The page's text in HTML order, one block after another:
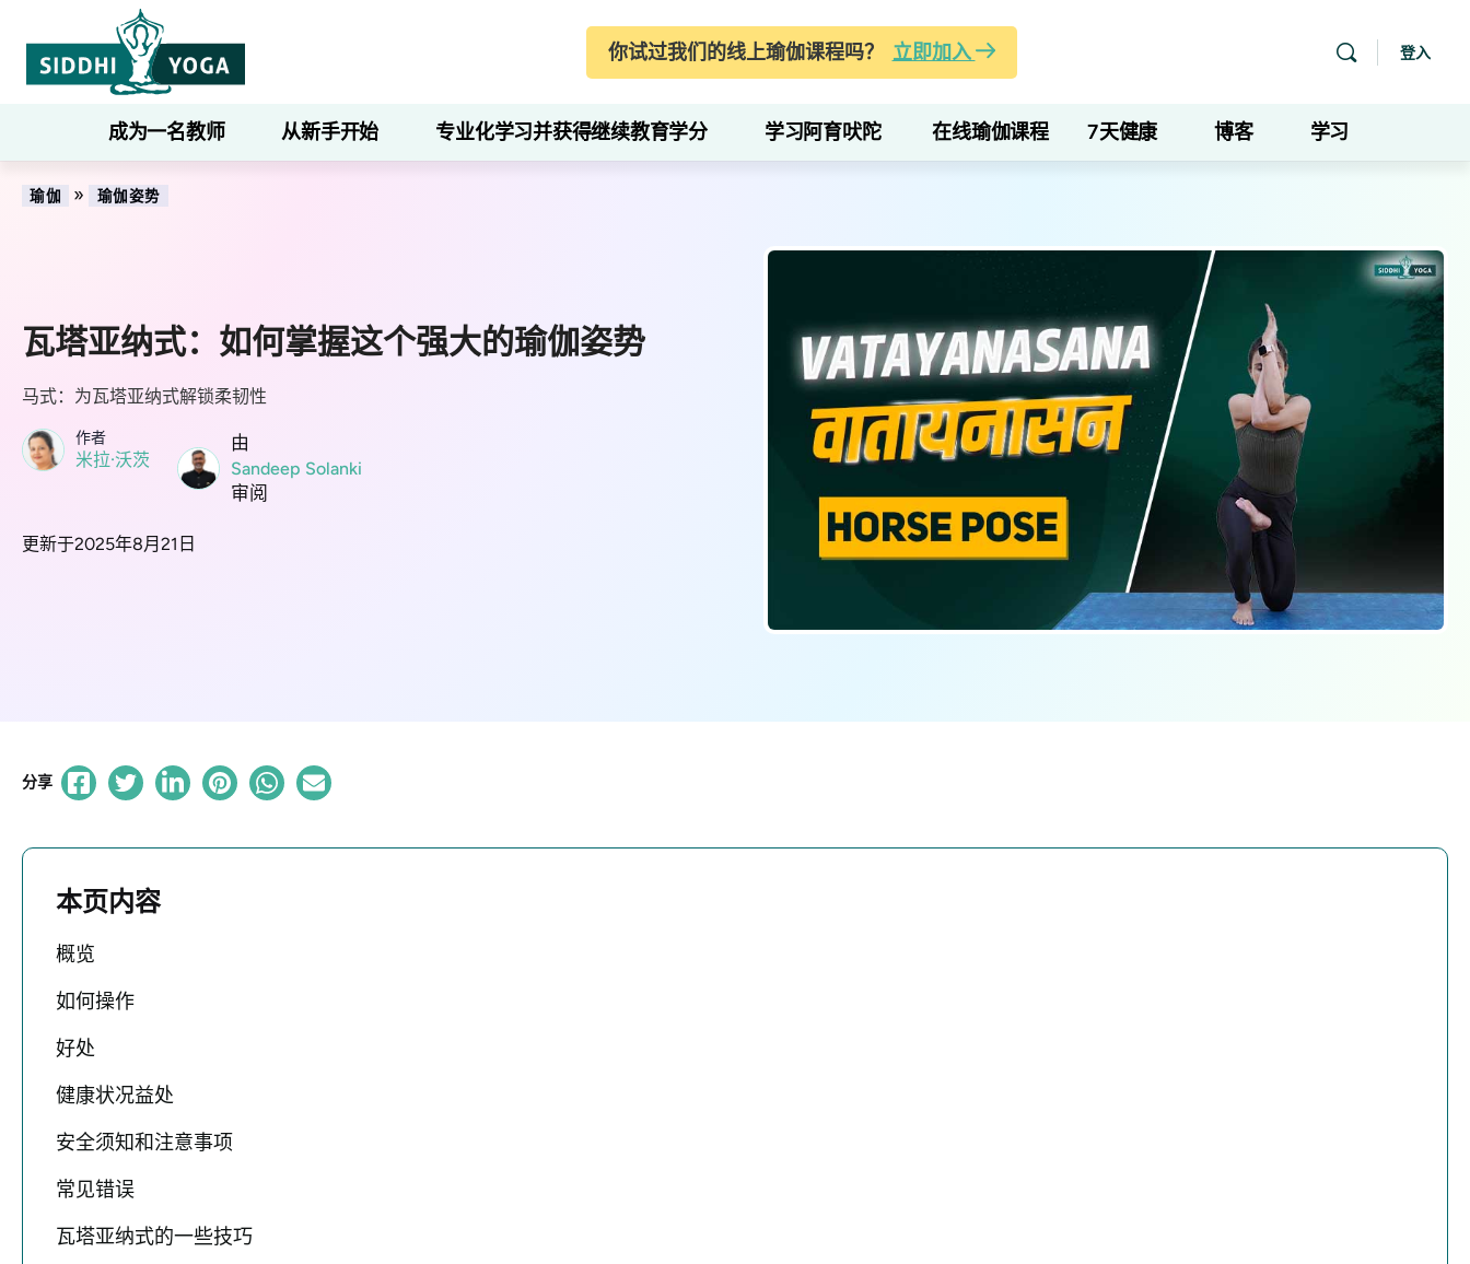
你试过我们的线上瑜伽课程吗？ 立即加入 登入
成为一名教师 从新手开始 专业化学习并获得继续教育学分 学习阿育吠陀 在线瑜伽课程 7天健康 博客 学习
瑜伽 » 瑜伽姿势
瓦塔亚纳式：如何掌握这个强大的瑜伽姿势
马式：为瓦塔亚纳式解锁柔韧性
作者
米拉·沃茨
由
Sandeep Solanki
审阅
更新于2025年8月21日
分享
本页内容
概览
如何操作
好处
健康状况益处
安全须知和注意事项
常见错误
瓦塔亚纳式的一些技巧